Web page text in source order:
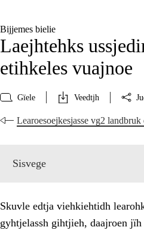
Bijjemes bielie
Laejhtehks
etihkeles vuajnoe
Gïele Veedtjh
Learoesoejkesjasse vg2
Sisvege
Skuvle edtja viehkiehtidh
gyhtjelassh gihtjieh, daajroen